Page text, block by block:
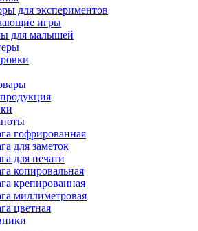
для экспериментов
игры
для малышей
гофрированная
для заметок
для печати
копировальная
крепированная
миллиметровая
цветная